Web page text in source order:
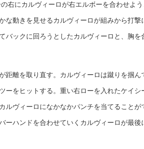
右にカルヴィーロが右エルボーを合わせよう
な動きを見せるカルヴィーロが組みから打撃
バックに回ろうとしたカルヴィーロと、胸を
距離を取り直す。カルヴィーロは蹴りを掴ん
ーをヒットする。重い右ローを入れたケイシ
ルヴィーロになかなかパンチを当てることが
ーハンドを合わせていくカルヴィーロが最後